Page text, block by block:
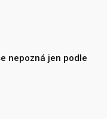
nepozná jen podle